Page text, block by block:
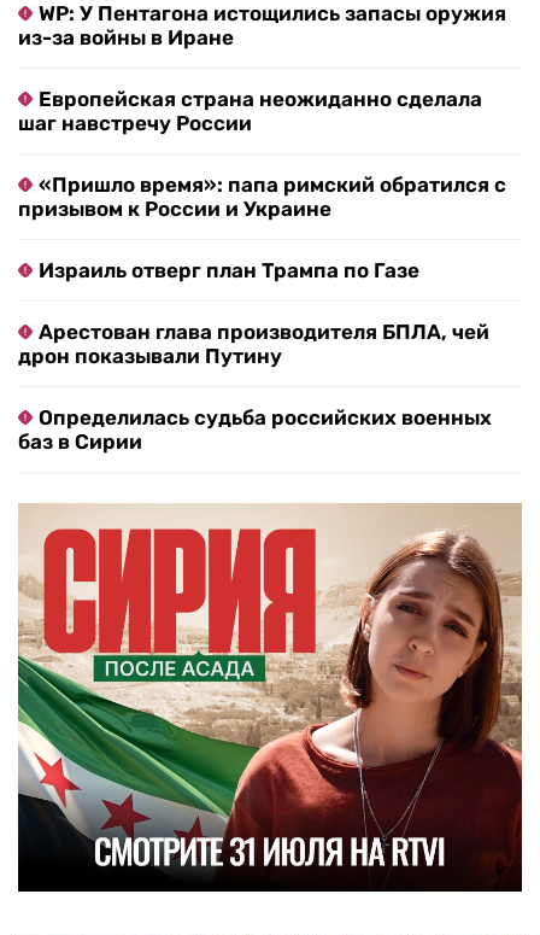
WP: У Пентагона истощились запасы оружия
из-за войны в Иране
Европейская страна неожиданно сделала
шаг навстречу России
«Пришло время»: папа римский обратился с
призывом к России и Украине
Израиль отверг план Трампа по Газе
Арестован глава производителя БПЛА, чей
дрон показывали Путину
Определилась судьба российских военных
баз в Сирии